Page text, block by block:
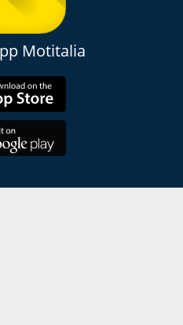
Motitalia